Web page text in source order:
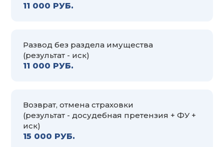
11 000 РУБ.
Развод без раздела имущества
(результат - иск)
11 000 РУБ.
Возврат, отмена страховки
(результат - досудебная претензия + ФУ +
иск)
15 000 РУБ.